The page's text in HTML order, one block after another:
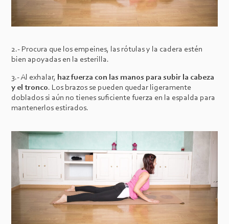
2.- Procura que los empeines, las rótulas y la cadera estén
bien apoyadas en la esterilla.
3.- Al exhalar, haz fuerza con las manos para subir la cabeza
y el tronco. Los brazos se pueden quedar ligeramente
doblados si aún no tienes suficiente fuerza en la espalda para
mantenerlos estirados.